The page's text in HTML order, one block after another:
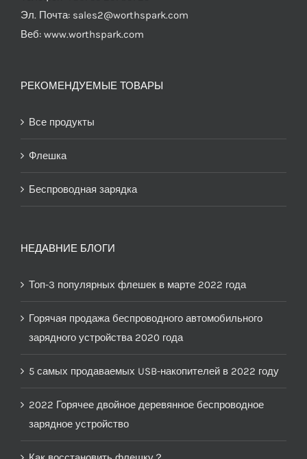
Эл. Почта: sales2@worthspark.com
Веб: www.worthspark.com
РЕКОМЕНДУЕМЫЕ ТОВАРЫ
Все продукты
Флешка
Беспроводная зарядка
НЕДАВНИЕ БЛОГИ
Топ-3 популярных флешек в марте 2022 года
Горячая продажа беспроводного автомобильного
зарядного устройства 2020 года
5 самых продаваемых USB-накопителей в 2022 году
2022 Горячее двойное деревянное беспроводное
зарядное устройство
Как восстановить флешку？